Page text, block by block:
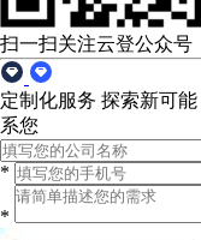
扫一扫关注云登公众号
定制化服务 探索新可能
系您
*
*